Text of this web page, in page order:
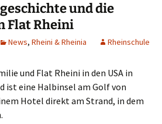
und die
Flat Rheini
News, Rheini & Rheinia Rheinschule
und Flat Rheini in den USA in
ist eine Halbinsel am Golf von
Hotel direkt am Strand, in dem